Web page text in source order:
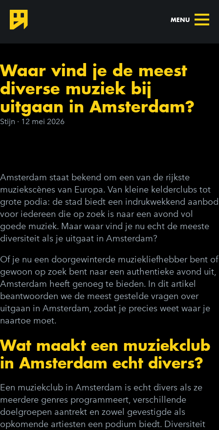
MENU
Waar vind je de meest
diverse muziek bij
uitgaan in Amsterdam?
Stijn · 12 mei 2026
Amsterdam staat bekend om een van de rijkste
muziekscènes van Europa. Van kleine kelderclubs tot
grote podia: de stad biedt een indrukwekkend aanbod
voor iedereen die op zoek is naar een avond vol
goede muziek. Maar waar vind je nu echt de meeste
diversiteit als je uitgaat in Amsterdam?
Of je nu een doorgewinterde muziekliefhebber bent of
gewoon op zoek bent naar een authentieke avond uit,
Amsterdam heeft genoeg te bieden. In dit artikel
beantwoorden we de meest gestelde vragen over
uitgaan in Amsterdam, zodat je precies weet waar je
naartoe moet.
Wat maakt een muziekclub
in Amsterdam echt divers?
Een muziekclub in Amsterdam is echt divers als ze
meerdere genres programmeert, verschillende
doelgroepen aantrekt en zowel gevestigde als
opkomende artiesten een podium biedt. Diversiteit